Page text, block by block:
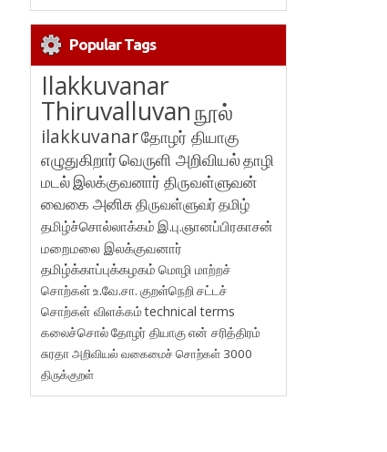
Popular Tags
Ilakkuvanar
Thiruvalluvanநூல்
ilakkuvanarதோழர் தியாகு
எழுதுகிறார்வெருளி அறிவியல்தாழி
மடல்இலக்குவனார் திருவள்ளுவன்
வைகை அனிசுதிருவள்ளுவர்தமிழ்
தமிழ்ச்சொல்லாக்கம் இ.பு.ஞானப்பிரகாசன்
மறைமலை இலக்குவனார்
தமிழ்க்காப்புக்கழகம் மொழி மாற்றச்
சொற்கள்உ.வே.சா. குறள்நெறி சட்டச்
சொற்கள் விளக்கம்technical terms
கலைச்சொல்தோழர் தியாகுஎன் சரித்திரம்
சுரதாஅறிவியல் வகைமைச் சொற்கள் 3000
திருக்குறள்